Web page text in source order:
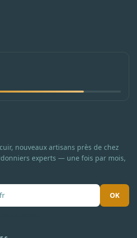
nouveaux artisans près de chez
experts — une fois par mois,
OK